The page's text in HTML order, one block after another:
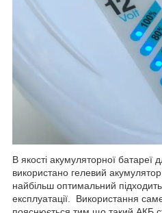
В якості акумуляторної батареї
використано гелевий
найбільш оптимальний
експлуатації. Використання